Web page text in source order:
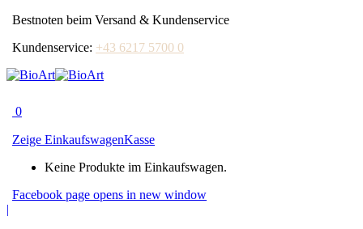
Bestnoten beim Versand & Kundenservice
Kundenservice: +43 6217 5700 0
0
Zeige EinkaufswagenKasse
Keine Produkte im Einkaufswagen.
Facebook page opens in new window
|